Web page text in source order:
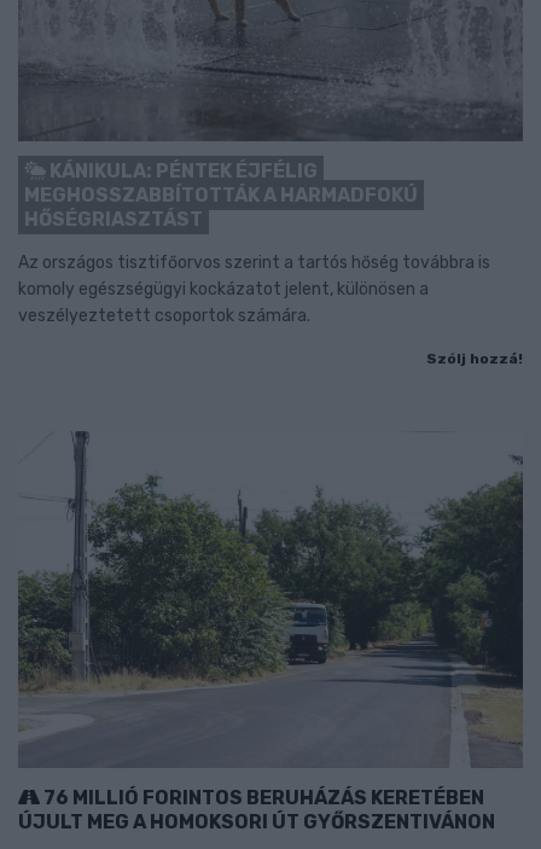
KÁNIKULA: PÉNTEK ÉJFÉLIG
MEGHOSSZABBÍTOTTÁK A HARMADFOKÚ
HŐSÉGRIASZTÁST
Az országos tisztifőorvos szerint a tartós hőség továbbra is
komoly egészségügyi kockázatot jelent, különösen a
veszélyeztetett csoportok számára.
Szólj hozzá!
76 MILLIÓ FORINTOS BERUHÁZÁS KERETÉBEN
ÚJULT MEG A HOMOKSORI ÚT GYŐRSZENTIVÁNON